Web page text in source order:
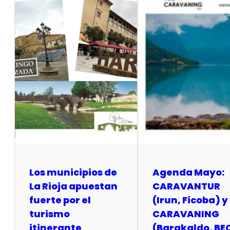
Los municipios de
La Rioja apuestan
fuerte por el
turismo
Agenda Mayo:
CARAVANTUR
(Irun, Ficoba) y
CARAVANING